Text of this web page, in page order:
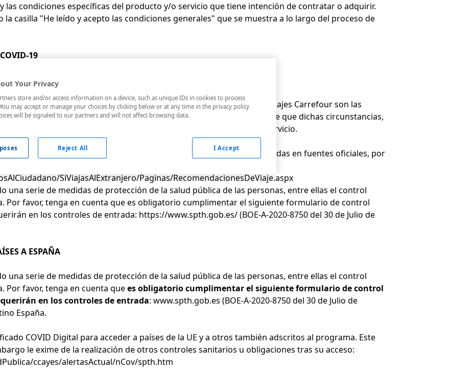
condiciones específicas del producto y/o servicio que tiene intención de contratar o adquirir.
casilla "He leído y acepto las condiciones generales" que se muestra a lo largo del proceso de
19
PAÍSES
sanitarias del servicio contratado de las que ha sido informado por Viajes Carrefour son las
de estas condiciones generales, con la advertencia expresa de que dichas circunstancias,
entre la fecha de la aceptación y la fecha de la prestación del servicio.
circunstancias, condiciones y/o restricciones pueden ser consultadas en fuentes oficiales, por
SiViajasAlExtranjero/Paginas/RecomendacionesDeViaje.aspx
una serie de medidas de protección de la salud pública de las personas, entre ellas el control
Por favor, tenga en cuenta que es obligatorio cumplimentar el siguiente formulario de control
en los controles de entrada: https://www.spth.gob.es/(BOE-A-2020-8750 del 30 de Julio de
A ESPAÑA
una serie de medidas de protección de la salud pública de las personas, entre ellas el control
Por favor, tenga en cuenta quees obligatorio cumplimentar el siguiente formulario de control
en los controles de entrada: www.spth.gob.es (BOE-A-2020-8750 del 30 de Julio de
España.
COVID Digital para acceder a países de la UE y a otros también adscritos al programa. Este
le exime de la realización de otros controles sanitarios u obligaciones tras su acceso:
ccayes/alertasActual/nCov/spth.htm
Your Privacy
store and/or access information on a device, such as unique IDs in cookies to process
may accept or manage your choices by clicking below or at any time in the privacy policy
will be signaled to our partners and will not affect browsing data.
Reject All I Accept